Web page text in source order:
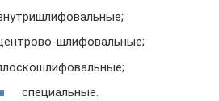
шлифовальные;
специальные.